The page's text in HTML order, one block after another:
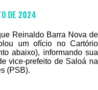
DE 2024
Reinaldo Barra Nova de
um ofício no Cartório
abaixo), informando sua
vice-prefeito de Saloá na
(PSB).